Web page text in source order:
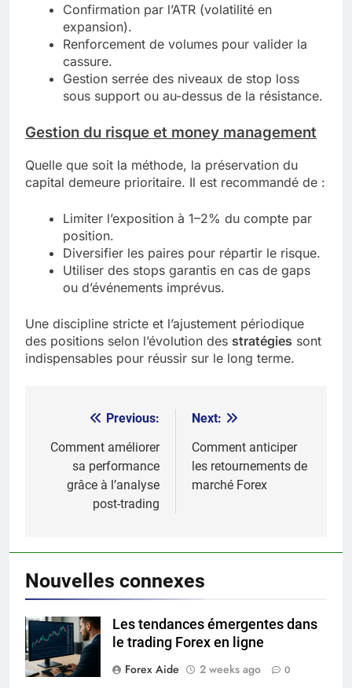
Confirmation par l’ATR (volatilité en
expansion).
Renforcement de volumes pour valider la
cassure.
Gestion serrée des niveaux de stop loss
sous support ou au-dessus de la résistance.
Gestion du risque et money management
Quelle que soit la méthode, la préservation du
capital demeure prioritaire. Il est recommandé de :
Limiter l’exposition à 1–2% du compte par
position.
Diversifier les paires pour répartir le risque.
Utiliser des stops garantis en cas de gaps
ou d’événements imprévus.
Une discipline stricte et l’ajustement périodique
des positions selon l’évolution des stratégies sont
indispensables pour réussir sur le long terme.
navigation
Previous:
Comment améliorer
sa performance
grâce à l’analyse
post-trading
Next:
Comment anticiper
les retournements de
marché Forex
Nouvelles connexes
Les tendances émergentes dans
le trading Forex en ligne
Forex Aide
2 weeks ago 0